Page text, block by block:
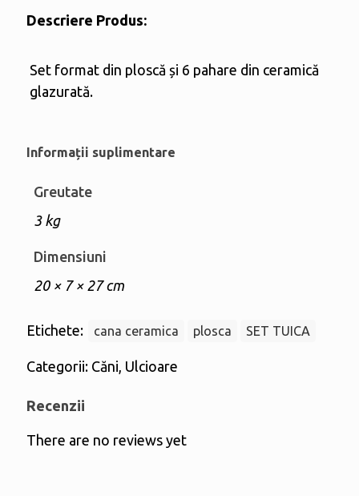
Descriere Produs:
Set format din ploscă și 6 pahare din ceramică
glazurată.
Informații suplimentare
Greutate
3 kg
Dimensiuni
20 × 7 × 27 cm
Etichete: cana ceramica plosca SET TUICA
Categorii: Căni, Ulcioare
Recenzii
There are no reviews yet